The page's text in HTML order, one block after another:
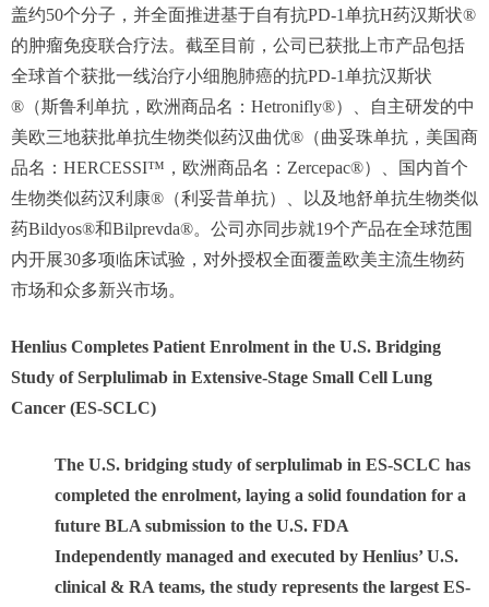
盖约50个分子，并全面推进基于自有抗PD-1单抗H药汉斯状®
的肿瘤免疫联合疗法。截至目前，公司已获批上市产品包括
全球首个获批一线治疗小细胞肺癌的抗PD-1单抗汉斯状
®（斯鲁利单抗，欧洲商品名：Hetronifly®）、自主研发的中
美欧三地获批单抗生物类似药汉曲优®（曲妥珠单抗，美国商
品名：HERCESSI™，欧洲商品名：Zercepac®）、国内首个
生物类似药汉利康®（利妥昔单抗）、以及地舒单抗生物类似
药Bildyos®和Bilprevda®。公司亦同步就19个产品在全球范围
内开展30多项临床试验，对外授权全面覆盖欧美主流生物药
市场和众多新兴市场。
Henlius Completes Patient Enrolment in the U.S. Bridging
Study of Serplulimab in Extensive-Stage Small Cell Lung
Cancer (ES-SCLC)
The U.S. bridging study of serplulimab in ES-SCLC has
completed the enrolment, laying a solid foundation for a
future BLA submission to the U.S. FDA
Independently managed and executed by Henlius’ U.S.
clinical & RA teams, the study represents the largest ES-